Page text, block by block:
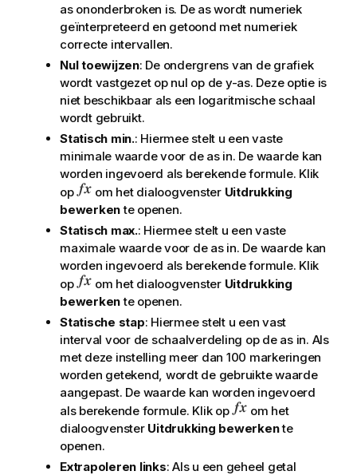
as ononderbroken is. De as wordt numeriek
geïnterpreteerd en getoond met numeriek
correcte intervallen.
Nul toewijzen: De ondergrens van de grafiek
wordt vastgezet op nul op de y-as. Deze optie is
niet beschikbaar als een logaritmische schaal
wordt gebruikt.
Statisch min.: Hiermee stelt u een vaste
minimale waarde voor de as in. De waarde kan
worden ingevoerd als berekende formule. Klik
op
om het dialoogvenster Uitdrukking
bewerkente openen.
Statisch max.: Hiermee stelt u een vaste
maximale waarde voor de as in. De waarde kan
worden ingevoerd als berekende formule. Klik
op
om het dialoogvenster Uitdrukking
bewerkente openen.
Statische stap: Hiermee stelt u een vast
interval voor de schaalverdeling op de as in. Als
met deze instelling meer dan 100 markeringen
worden getekend, wordt de gebruikte waarde
aangepast. De waarde kan worden ingevoerd
als berekende formule. Klik op
om het
dialoogvenster Uitdrukking bewerkente
openen.
Extrapoleren links: Als u een geheel getal